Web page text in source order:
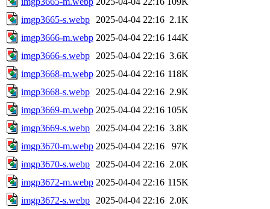
imgp3665-s.webp
2025-04-04 22:16 2.1K
imgp3666-m.webp 2025-04-04 22:16 144K
imgp3666-s.webp
2025-04-04 22:16 3.6K
imgp3668-m.webp 2025-04-04 22:16 118K
imgp3668-s.webp
2025-04-04 22:16 2.9K
imgp3669-m.webp 2025-04-04 22:16 105K
imgp3669-s.webp
2025-04-04 22:16 3.8K
imgp3670-m.webp 2025-04-04 22:16
97K
imgp3670-s.webp
2025-04-04 22:16 2.0K
imgp3672-m.webp 2025-04-04 22:16 115K
imgp3672-s.webp
2025-04-04 22:16 2.0K